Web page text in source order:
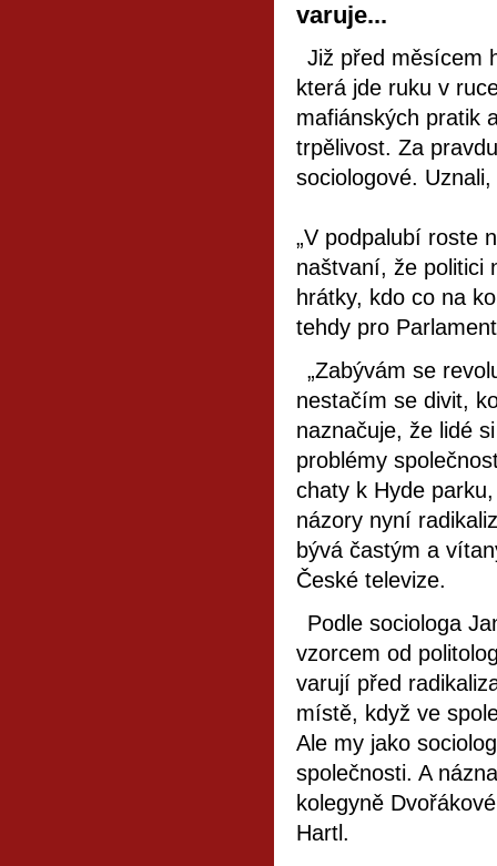
varuje...
Již před měsícem
která jde ruku v
mafiánských pratik
trpělivost. Za
sociologové.
„V podpalubí roste
naštvaní, že politici
hrátky, kdo co na
tehdy pro
„Zabývám se
nestačím se divit,
naznačuje, že lidé
problémy
chaty k Hyde
názory nyní
bývá častým a
České televize.
Podle sociologa
vzorcem od
varují před
místě, když ve
Ale my jako
společnosti. A
kolegyně
Hartl.